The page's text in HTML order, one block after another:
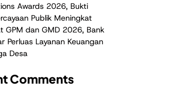
Awards 2026, Bukti
Publik Meningkat
GPM dan GMD 2026, Bank
Perluas Layanan Keuangan
Desa
Comments